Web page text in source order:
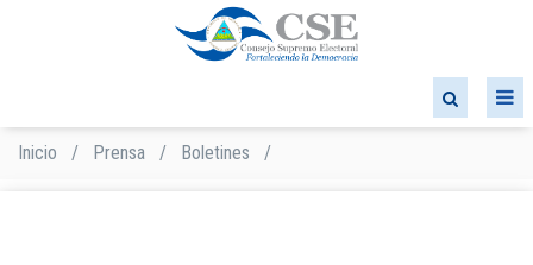
Sobrescribir
Inicio / Prensa / Boletines /